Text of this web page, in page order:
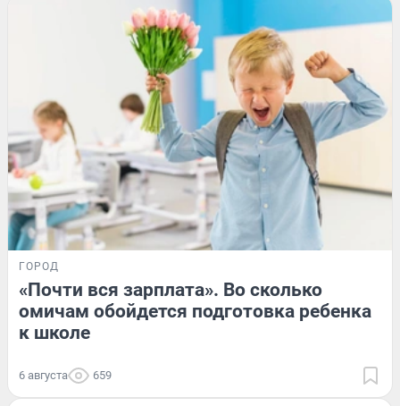
ГОРОД
«Почти вся зарплата». Во сколько
омичам обойдется подготовка ребенка
к школе
6 августа 659